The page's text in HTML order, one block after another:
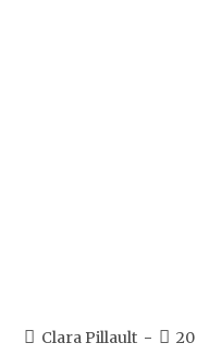
Clara Pillault